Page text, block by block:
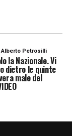
Alberto Petrosilli
la Nazionale. Vi
dietro le quinte
male del